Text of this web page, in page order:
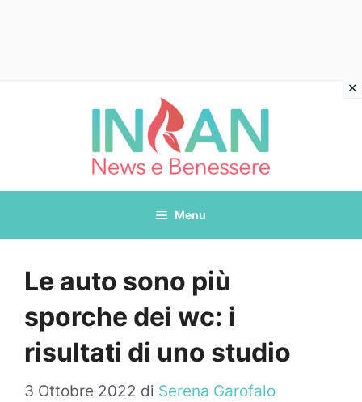
Menu
Le auto sono più
sporche dei wc: i
risultati di uno studio
3 Ottobre 2022 di Serena Garofalo